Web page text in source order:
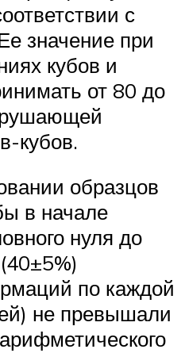
с
значение при
кубов и
от 80 до
кубов.
образцов
в начале
нуля до
по каждой
не превышали